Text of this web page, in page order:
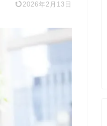
2026年2月13日